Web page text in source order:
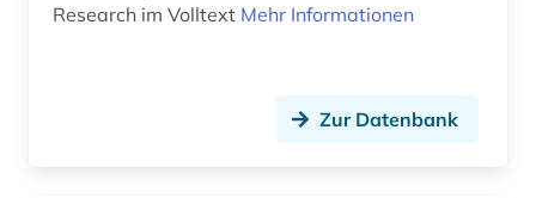
briefsammlung (1)
Research im Volltext Mehr Informationen
Zur Datenbank